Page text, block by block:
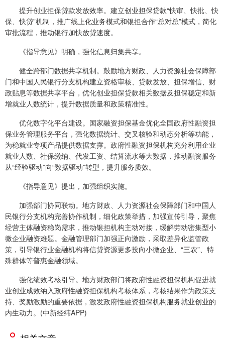
提升创业担保贷款发放效率。建立创业担保贷款“快审、快批、快
保、快贷”机制，推广线上化业务模式和银担合作“总对总”模式，简化
审批流程，推动银行加快放贷速度。
《指导意见》明确，强化信息归集共享。
健全跨部门数据共享机制。鼓励地方财政、人力资源社会保障部
门和中国人民银行分支机构建立资格审核、贷款发放、担保增信、财
政贴息等数据共享平台，优化创业担保贷款相关数据及担保稳定和新
增就业人数统计，提升数据质量和政策精准性。
优化数字化平台建设。国家融资担保基金优化全国政府性融资担
保业务管理服务平台，强化数据统计、交叉核验和动态分析等功能，
为稳就业专项产品提供数据支撑。政府性融资担保机构充分利用企业
就业人数、社保缴纳、代发工资、结算流水等大数据，推动融资服务
从“经验驱动”向“数据驱动”转型，提升服务质效。
《指导意见》提出，加强组织实施。
加强部门协同联动。地方财政、人力资源社会保障部门和中国人
民银行分支机构完善协作机制，细化政策举措，加强宣传引导，聚焦
经营主体融资稳岗需求，推动银担机构主动对接，缓解劳动密集型小
微企业融资难题。金融管理部门加强正向激励，采取差异化监管政
策，引导银行业金融机构将信贷资源更多投向小微企业、“三农”、特
殊群体等普惠金融领域。
强化绩效考核引导。地方财政部门将政府性融资担保机构促进就
业创业成效纳入政府性融资担保机构考核体系，考核结果作为政策支
持、奖励激励的重要依据，激发政府性融资担保机构服务就业创业的
内生动力。(中新经纬APP)